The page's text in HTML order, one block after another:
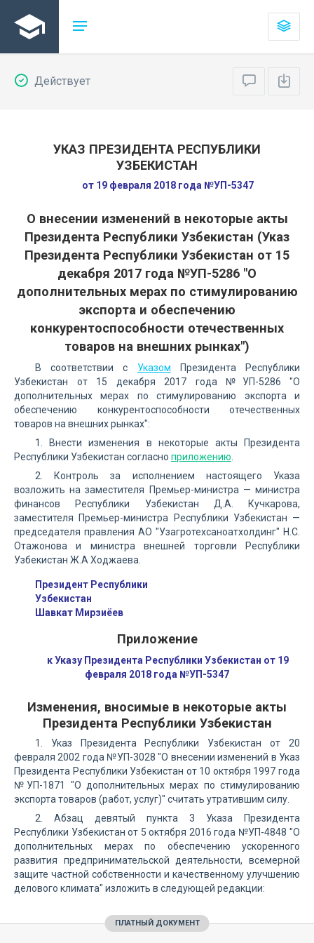
Действует
УКАЗ ПРЕЗИДЕНТА РЕСПУБЛИКИ
УЗБЕКИСТАН
от 19 февраля 2018 года №УП-5347
О внесении изменений в некоторые акты
Президента Республики Узбекистан (Указ
Президента Республики Узбекистан от 15
декабря 2017 года №УП-5286 "О
дополнительных мерах по стимулированию
экспорта и обеспечению
конкурентоспособности отечественных
товаров на внешних рынках")
В соответствии с Указом Президента Республики
Узбекистан от 15 декабря 2017 года №УП-5286 "О
дополнительных мерах по стимулированию экспорта и
обеспечению конкурентоспособности отечественных
товаров на внешних рынках":
1. Внести изменения в некоторые акты Президента
Республики Узбекистан согласно приложению
2. Контроль за исполнением настоящего Указа
возложить на заместителя Премьер-министра — министра
финансов Республики Узбекистан Д.А. Кучкарова,
заместителя Премьер-министра Республики Узбекистан —
председателя правления АО "Узагротехсаноатхолдинг" Н.С.
Отажонова и министра внешней торговли Республики
Узбекистан Ж.А Ходжаева.
Президент Республики
Узбекистан
Шавкат Мирзиёев
Приложение
к Указу Президента Республики Узбекистан от 19
февраля 2018 года №УП-5347
Изменения, вносимые в некоторые акты
Президента Республики Узбекистан
1. Указ Президента Республики Узбекистан от 20
февраля 2002 года №УП-3028 "О внесении изменений в Указ
Президента Республики Узбекистан от 10 октября 1997 года
№УП-1871 "О дополнительных мерах по стимулированию
экспорта товаров (работ, услуг)" считать утратившим силу.
2. Абзац девятый пункта 3 Указа Президента
Республики Узбекистан от 5 октября 2016 года №УП-4848 "О
дополнительных мерах по обеспечению ускоренного
развития предпринимательской деятельности, всемерной
защите частной собственности и качественному улучшению
делового климата" изложить в следующей редакции:
ПЛАТНЫЙ ДОКУМЕНТ